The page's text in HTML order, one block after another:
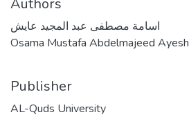
Authors
اسامة مصطفى عبد المجيد عايش
Osama Mustafa Abdelmajeed Ayesh
Publisher
AL-Quds University